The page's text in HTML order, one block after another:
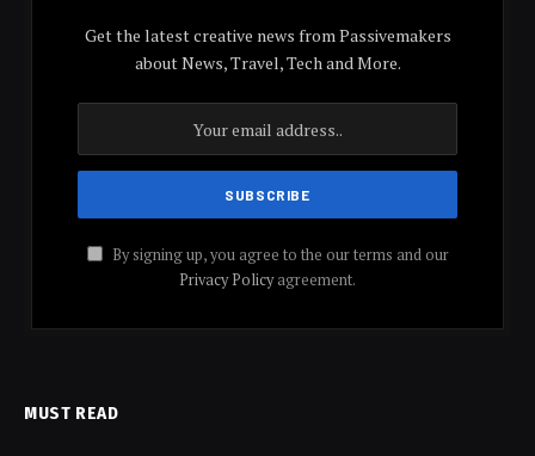
Get the latest creative news from Passivemakers
about News, Travel, Tech and More.
By signing up, you agree to the our terms and our
Privacy Policyagreement.
MUST READ